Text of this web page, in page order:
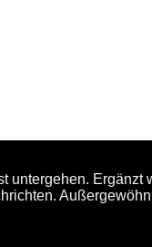
untergehen. Ergänzt